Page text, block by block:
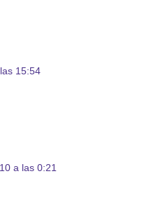
15:54
a las 0:21